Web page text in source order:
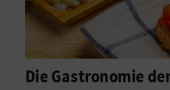
Die Gastronomie